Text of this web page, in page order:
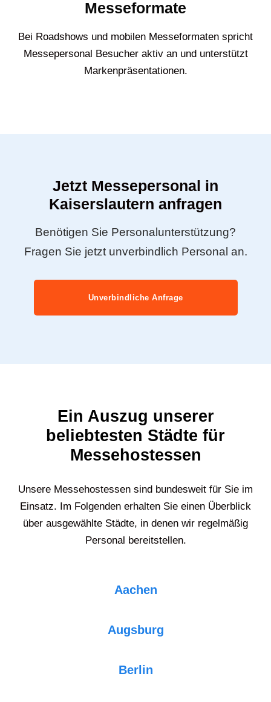
Messeformate
Bei Roadshows und mobilen Messeformaten spricht
Messepersonal Besucher aktiv an und unterstützt
Markenpräsentationen.
Jetzt Messepersonal in
Kaiserslautern anfragen
Benötigen Sie Personalunterstützung?
Fragen Sie jetzt unverbindlich Personal an.
Unverbindliche Anfrage
Ein Auszug unserer
beliebtesten Städte für
Messehostessen
Unsere Messehostessen sind bundesweit für Sie im
Einsatz. Im Folgenden erhalten Sie einen Überblick
über ausgewählte Städte, in denen wir regelmäßig
Personal bereitstellen.
Aachen
Augsburg
Berlin